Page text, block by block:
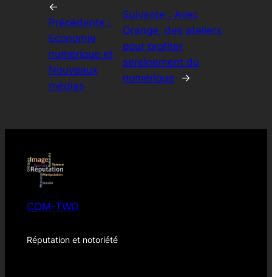
←
Précédente :
Economie
numérique et
Nouveaux
médias
Suivante :Avec
Orange, des ateliers
pour profiter
sereinement du
numérique
→
COM-TWO
Réputation et notoriété